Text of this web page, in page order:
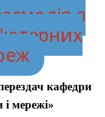
з
кафедри
і мережі»